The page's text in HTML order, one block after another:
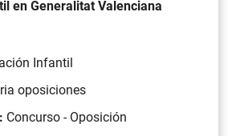
en Generalitat Valenciana
Infantil
oposiciones
Concurso - Oposición